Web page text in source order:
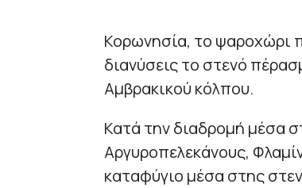
Κορωνησία, το ψαροχώρι
διανύσεις το στενό
Αμβρακικού κόλπου.
Κατά την διαδρομή μέσα
Αργυροπελεκάνους,
καταφύγιο μέσα στης